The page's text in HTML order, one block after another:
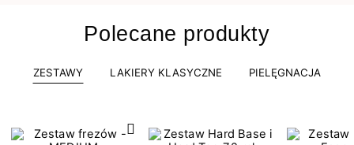
Polecane produkty
ZESTAWY LAKIERY KLASYCZNE PIELĘGNACJA